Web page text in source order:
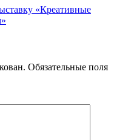
«Креативные
Обязательные поля